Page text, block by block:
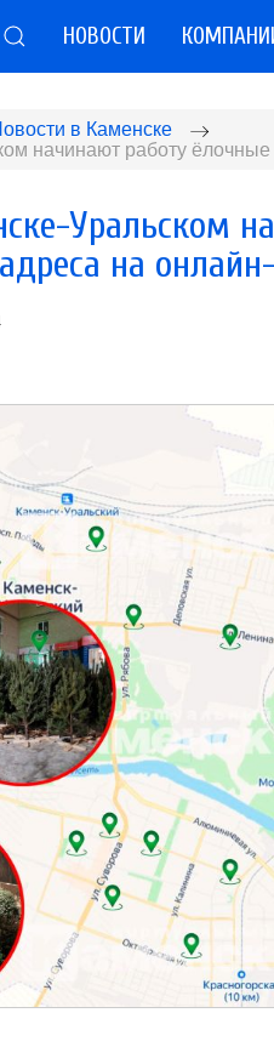
НОВОСТИ
в Каменске
начинают работу
Уральском
на